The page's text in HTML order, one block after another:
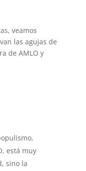
veamos
las agujas de
de AMLO y
está muy
sino la